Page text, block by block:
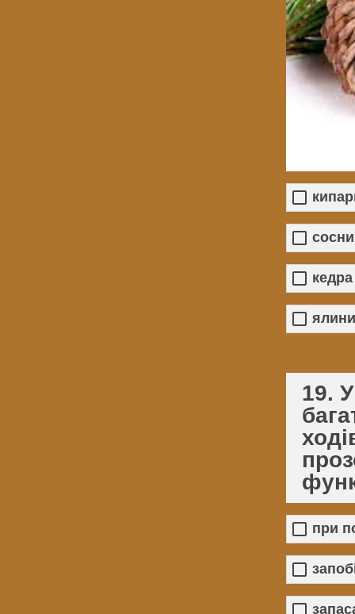
сосни
кедра
ялини
19.
при